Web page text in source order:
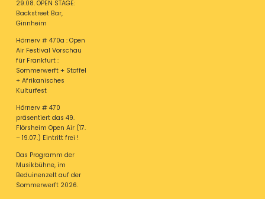
29.08. OPEN STAGE:
Backstreet Bar,
Ginnheim
Hörnerv # 470a : Open
Air Festival Vorschau
für Frankfurt :
Sommerwerft + Stoffel
+ Afrikanisches
Kulturfest
Hörnerv # 470
präsentiert das 49.
Flörsheim Open Air (17.
– 19.07.) Eintritt frei !
Das Programm der
Musikbühne, im
Beduinenzelt auf der
Sommerwerft 2026.